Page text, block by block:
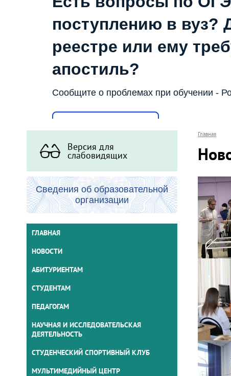
поступлению в вуз?
реестре или ему
апостиль?
Сообщите о проблемах при обучении -
Версия для
слабовидящих
Сведения об образовательной
организации
ГЛАВНАЯ
НОВОСТИ
АБИТУРИЕНТАМ
СТУДЕНТАМ
ПЕДАГОГАМ
НАУЧНАЯ И ИССЛЕДОВАТЕЛЬСКАЯ
ДЕЯТЕЛЬНОСТЬ
СТУДЕНЧЕСКИЙ СПОРТИВНЫЙ КЛУБ
МУЛЬТИМЕДИЙНЫЙ ЦЕНТР
Главная